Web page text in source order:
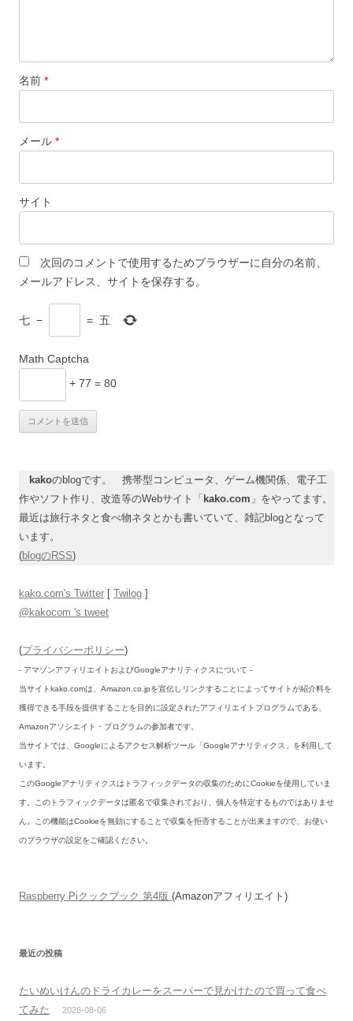
名前 *
メール *
サイト
次回のコメントで使用するためブラウザーに自分の名前、
メールアドレス、サイトを保存する。
七 − = 五
Math Captcha
+ 77 = 80
kakoのblogです。 携帯型コンピュータ、ゲーム機関係、電子工
作やソフト作り、改造等のWebサイト「kako.com 」をやってます。
最近は旅行ネタと食べ物ネタとかも書いていて、雑記blogとなって
います。
(blogのRSS)
kako.com's Twitter [ Twilog ]
@kakocom 's tweet
(プライバシーポリシー)
- アマゾンアフィリエイトおよびGoogleアナリティクスについて -
当サイトkako.comは、Amazon.co.jpを宣伝しリンクすることによってサイトが紹介料を
獲得できる手段を提供することを目的に設定されたアフィリエイトプログラムである、
Amazonアソシエイト・プログラムの参加者です。
当サイトでは、Googleによるアクセス解析ツール「Googleアナリティクス」を利用して
います。
このGoogleアナリティクスはトラフィックデータの収集のためにCookieを使用していま
す。このトラフィックデータは匿名で収集されており、個人を特定するものではありませ
ん。この機能はCookieを無効にすることで収集を拒否することが出来ますので、お使い
のブラウザの設定をご確認ください。
Raspberry Piクックブック 第4版 (Amazonアフィリエイト)
最近の投稿
たいめいけんのドライカレーをスーパーで見かけたので買って食べ
てみた
2026-08-06